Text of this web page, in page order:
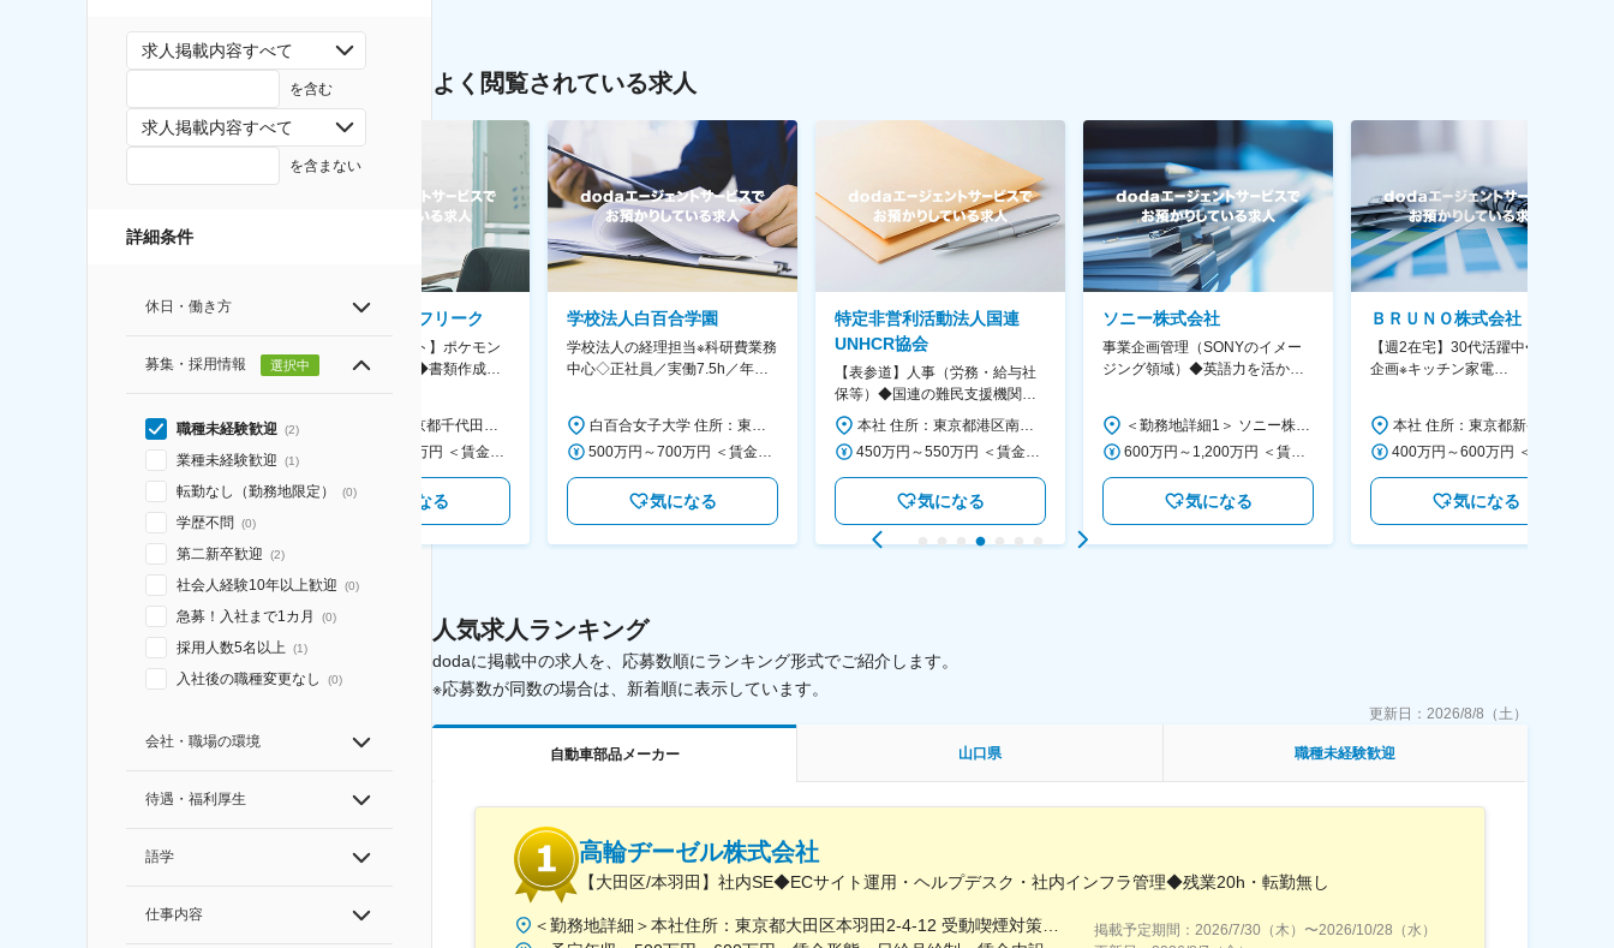
求人掲載内容すべて
を含む
求人掲載内容すべて
を含まない
詳細条件
休日・働き方
募集・採用情報 選択中
職種未経験歓迎 (2)
業種未経験歓迎 (1)
転勤なし（勤務地限定） (0)
学歴不問 (0)
第二新卒歓迎 (2)
社会人経験10年以上歓迎 (0)
急募！入社まで1カ月 (0)
採用人数5名以上 (1)
入社後の職種変更なし (0)
会社・職場の環境
待遇・福利厚生
語学
仕事内容
よく閲覧されている求人
務・事務担当～開発部材の発注
AGC横浜テクニカルセンター 住所：神奈川県横浜市鶴見区末広町1-1 勤務地最寄駅：JR線／弁天橋駅 受動喫煙対策：敷地内喫煙可能場所あり 変更の範囲：無
400万円～550万円 ＜賃金形態＞ 月給制 固定給＋業績給 ＜賃金内訳＞ 月額（基本給）：230,000円～280,000円 ＜月給＞ 230,000円～280,000円 ＜昇給有無＞ 有 ＜残業手当＞ 有 ＜給与補足＞ ※上記はあくまで最低保証額です。実際にはこれまでの経験やスキルを考慮の上、決定します。 年収には残業代は含めておりません。 ■昇給：年1回 ■賞与：年2回 賃金はあくまでも目安の金額であり、選考を通じて上下する可能性があります。 月給(月額)は固定手当を含めた表記です。
気になる
株式会社ゲームフリーク
【庶務アシスタント】ポケモン
シリーズ開発企業◆書類作成・
気になる
学校法人白百合学園
学校法人の経理担当※科研費業務
中心◇正社員／実働7.5h／年休
気になる
特定非営利活動法人国連
UNHCR協会
【表参道】人事（労務・給与社
保等）◆国連の難民支援機関の
活動を支える日本公式支援窓口
◆正職員登用前提
気になる
ソニー株式会社
事業企画管理（SONYのイメー
ジング領域）◆英語力を活か
気になる
ＢＲＵＮＯ株式会社
【週2在宅】30代活躍中◆商品
企画※キッチン家電
気になる
人気求人ランキング
dodaに掲載中の求人を、応募数順にランキング形式でご紹介します。
※応募数が同数の場合は、新着順に表示しています。
更新日： 2026/8/8（土）
自動車部品メーカー 山口県 職種未経験歓迎
高輪ヂーゼル株式会社
【大田区/本羽田】社内SE◆ECサイト運用・ヘルプデスク・社内インフラ管理◆残業20h・転勤無し
掲載予定期間： 2026/7/30（木） 〜2026/10/28（水）